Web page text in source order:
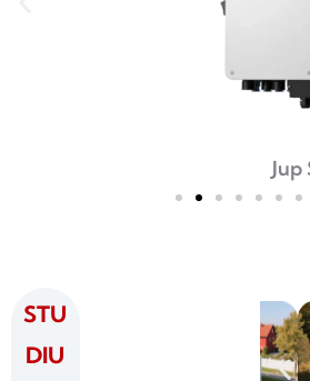
Jup Series
STU
DIU